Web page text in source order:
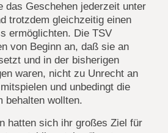
das Geschehen jederzeit unter
trotzdem gleichzeitig einen
ermöglichten. Die TSV
von Beginn an, daß sie an
und in der bisherigen
waren, nicht zu Unrecht an
und unbedingt die
behalten wollten.
hatten sich ihr großes Ziel für